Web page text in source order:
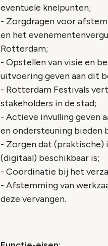
eventuele knelpunten;
- Zorgdragen voor
en het
Rotterdam;
- Opstellen van visie en
uitvoering geven aan dit
- Rotterdam Festivals
stakeholders in de stad;
- Actieve invulling geven
en ondersteuning bieden
- Zorgen dat (praktische)
(digitaal) beschikbaar is;
- Coördinatie bij het
- Afstemming van
deze vervangen.